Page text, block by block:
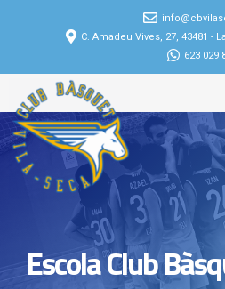
C. Amadeu Vives, 27, 43481 -
623 029
Escola Club